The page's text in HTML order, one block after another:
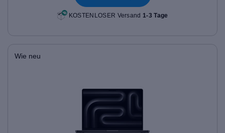
KOSTENLOSER Versand1-3 Tage
Wie neu